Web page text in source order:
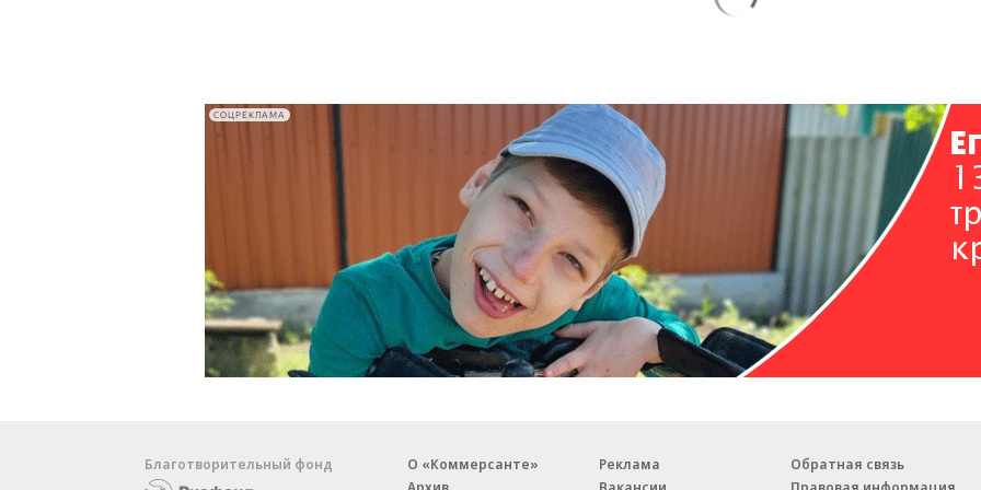
СОЦРЕКЛАМА
Благотворительный фонд
О «Коммерсанте»
Реклама
Обратная связь